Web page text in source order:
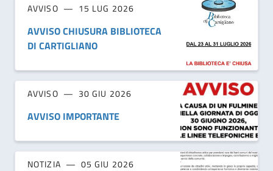
AVVISO 15 LUG 2026
AVVISO CHIUSURA BIBLIOTECA
DI CARTIGLIANO
AVVISO 30 GIU 2026
AVVISO IMPORTANTE
NOTIZIA 05 GIU 2026